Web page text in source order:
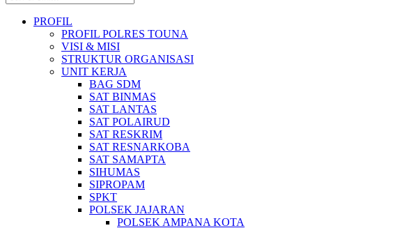
PROFIL
PROFIL POLRES TOUNA
VISI & MISI
STRUKTUR ORGANISASI
UNIT KERJA
BAG SDM
SAT BINMAS
SAT LANTAS
SAT POLAIRUD
SAT RESKRIM
SAT RESNARKOBA
SAT SAMAPTA
SIHUMAS
SIPROPAM
SPKT
POLSEK JAJARAN
POLSEK AMPANA KOTA